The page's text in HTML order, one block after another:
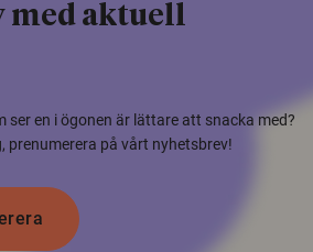
med aktuell
ser en i ögonen är lättare att snacka med?
prenumerera på vårt nyhetsbrev!